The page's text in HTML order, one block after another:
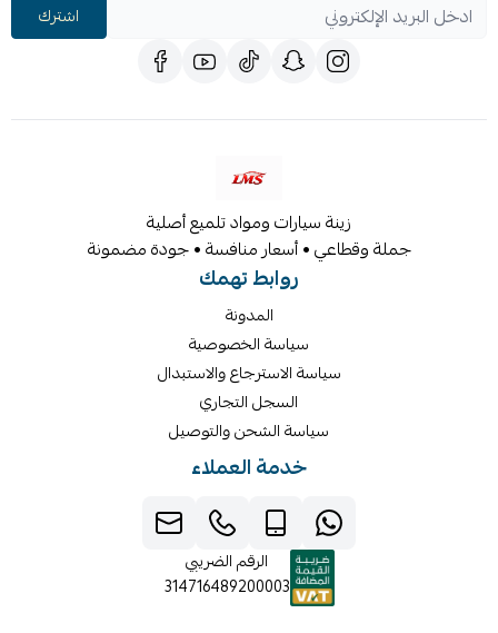
اشترك
زينة سيارات ومواد تلميع أصلية
جملة وقطاعي • أسعار منافسة • جودة مضمونة
روابط تهمك
المدونة
سياسة الخصوصية
سياسة الاسترجاع والاستبدال
السجل التجاري
سياسة الشحن والتوصيل
خدمة العملاء
الرقم الضريبي
314716489200003